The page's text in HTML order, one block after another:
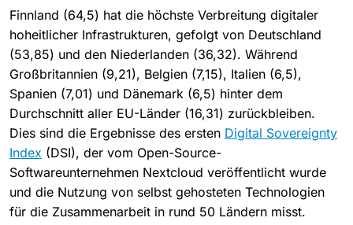
Finnland (64,5) hat die höchste Verbreitung digitaler
hoheitlicher Infrastrukturen, gefolgt von Deutschland
(53,85) und den Niederlanden (36,32). Während
Großbritannien (9,21), Belgien (7,15), Italien (6,5),
Spanien (7,01) und Dänemark (6,5) hinter dem
Durchschnitt aller EU-Länder (16,31) zurückbleiben.
Dies sind die Ergebnisse des ersten Digital Sovereignty
Index (DSI), der vom Open-Source-
Softwareunternehmen Nextcloud veröffentlicht wurde
und die Nutzung von selbst gehosteten Technologien
für die Zusammenarbeit in rund 50 Ländern misst.